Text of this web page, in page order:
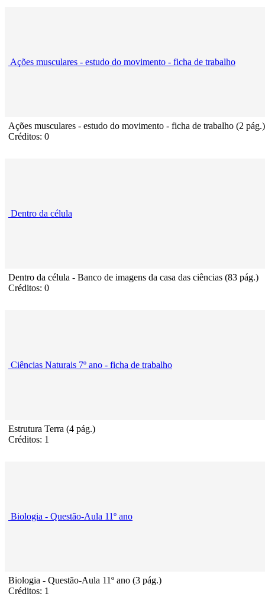
Ações musculares - estudo do movimento - ficha de trabalho
Ações musculares - estudo do movimento - ficha de trabalho (2 pág.)
Créditos: 0
Dentro da célula
Dentro da célula - Banco de imagens da casa das ciências (83 pág.)
Créditos: 0
Ciências Naturais 7º ano - ficha de trabalho
Estrutura Terra (4 pág.)
Créditos: 1
Biologia - Questão-Aula 11º ano
Biologia - Questão-Aula 11º ano (3 pág.)
Créditos: 1